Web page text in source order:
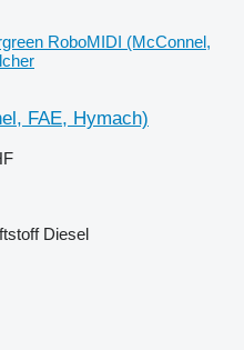
RoboMIDI (McConnel,
FAE, Hymach)
Diesel